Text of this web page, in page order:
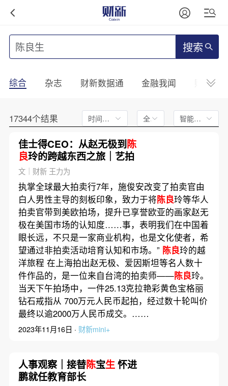
搜索
综合 杂志 财新数据通 金融我闻 财新
17344个结果 时间不限 全文 智能排序
佳士得CEO：从赵无极到陈
良玲的跨越东西之旅｜艺拍
文｜财新 王力为
执掌全球最大拍卖行7年，施俊安改变了拍卖官由
白人男性主导的刻板印象，致力于将陈良玲等华人
拍卖官带到美欧拍场，提升已享誉欧亚的画家赵无
极在美国市场的认知度……事，表明我们在中国着
眼长远，不只是一家商业机构，也是文化使者，希
望通过非拍卖活动培育认知和市场。” 陈良玲的越
洋旅程 在上海拍出赵无极、爱因斯坦等名人数十
件作品的，是一位来自台湾的拍卖师——陈良玲。
当天下午拍场中，一件25.13克拉艳彩黄色宝格丽
钻石戒指从 700万元人民币起拍，经过数十轮叫价
最终以逾2000万人民币成交。……
2023年11月16日 · 财新mini+
人事观察｜接替陈宝生怀进
鹏就任教育部长